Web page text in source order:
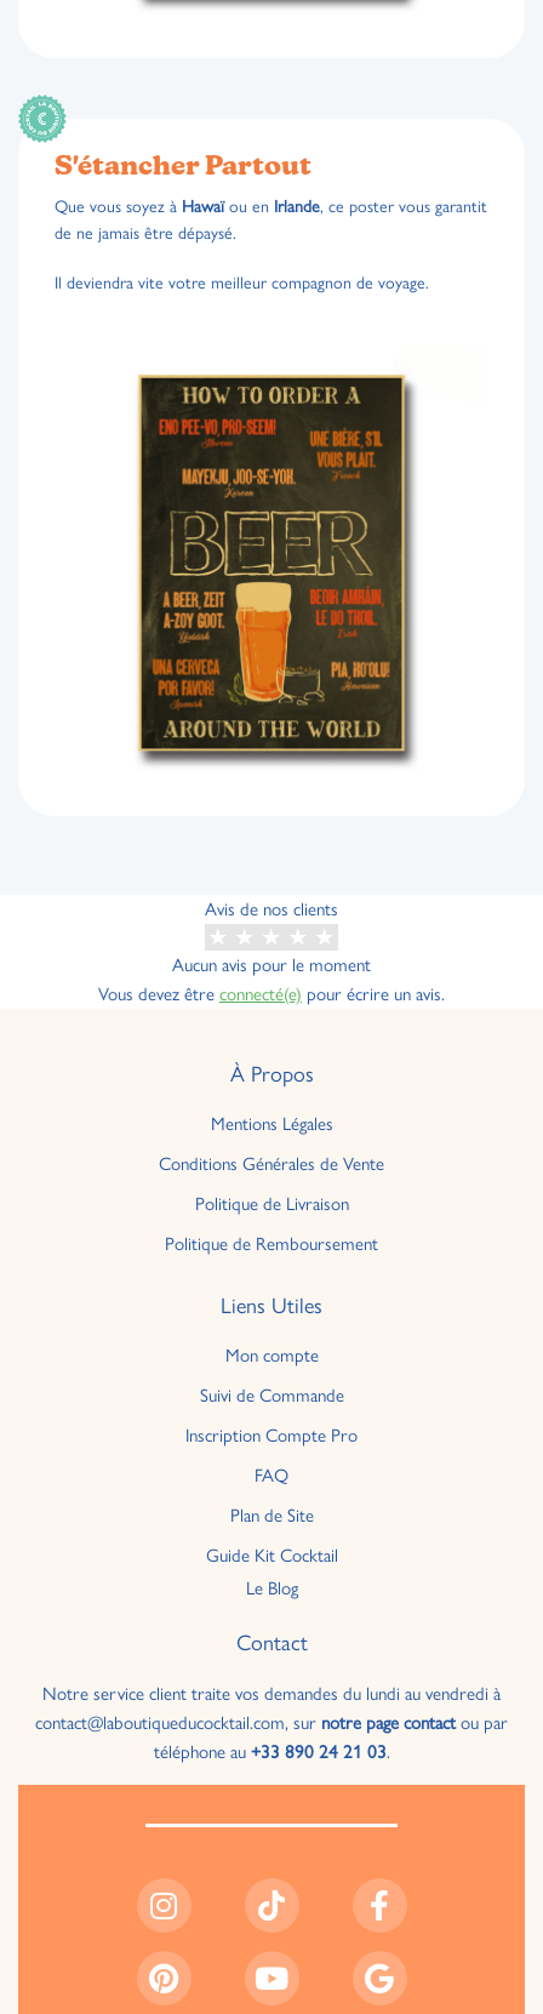
S'étancher Partout
Que vous soyez à Hawaïou en Irlande, ce poster vous garantit
de ne jamais être dépaysé.
Il deviendra vite votre meilleur compagnon de voyage.
Avis de nos clients
Aucun avis pour le moment
Vous devez être connecté(e) pour écrire un avis.
À Propos
Mentions Légales
Conditions Générales de Vente
Politique de Livraison
Politique de Remboursement
Liens Utiles
Mon compte
Suivi de Commande
Inscription Compte Pro
FAQ
Plan de Site
Guide Kit Cocktail
Le Blog
Contact
Notre service client traite vos demandes du lundi au vendredi à
contact@laboutiqueducocktail.com, sur notre page contactou par
téléphone au +33 890 24 21 03.